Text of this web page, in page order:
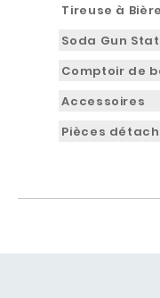
Tireuse à Bière
Soda Gun
Comptoir de
Accessoires
Pièces